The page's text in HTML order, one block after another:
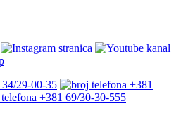
29-00-35
+381
+381 69/30-30-555